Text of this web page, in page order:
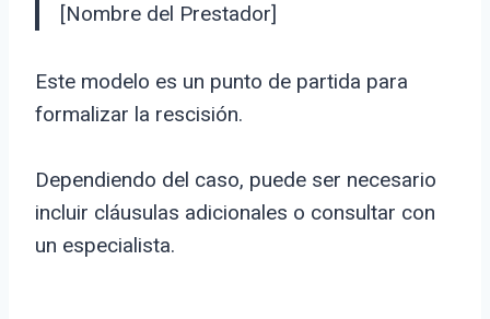
[Nombre del Prestador]
Este modelo es un punto de partida para
formalizar la rescisión.
Dependiendo del caso, puede ser necesario
incluir cláusulas adicionales o consultar con
un especialista.